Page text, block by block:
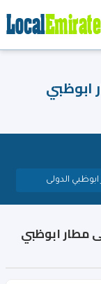
ابوظبي
الدولى
مطار ابوظبي